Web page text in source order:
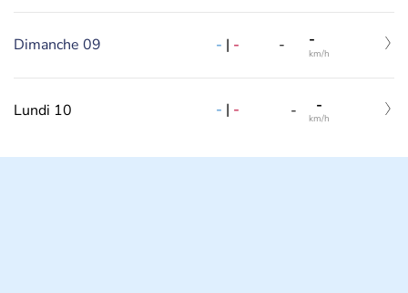
Dimanche 09 - | - - -
km/h
Lundi 10 - | - - -
km/h